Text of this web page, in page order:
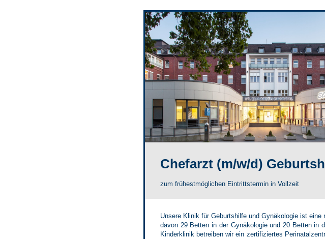
Chefarzt (m/w/d)
zum frühestmöglichen Eintrittstermin in Vollzeit
Unsere Klinik für Geburtshilfe und Gynäkologie ist
davon 29 Betten in der Gynäkologie und 20 Betten in
Kinderklinik betreiben wir ein zertifiziertes